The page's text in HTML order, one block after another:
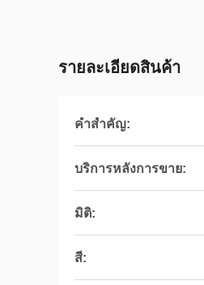
รายละเอียดสินค้า
คำสำคัญ:
บริการหลังการขาย:
มิติ:
สี: